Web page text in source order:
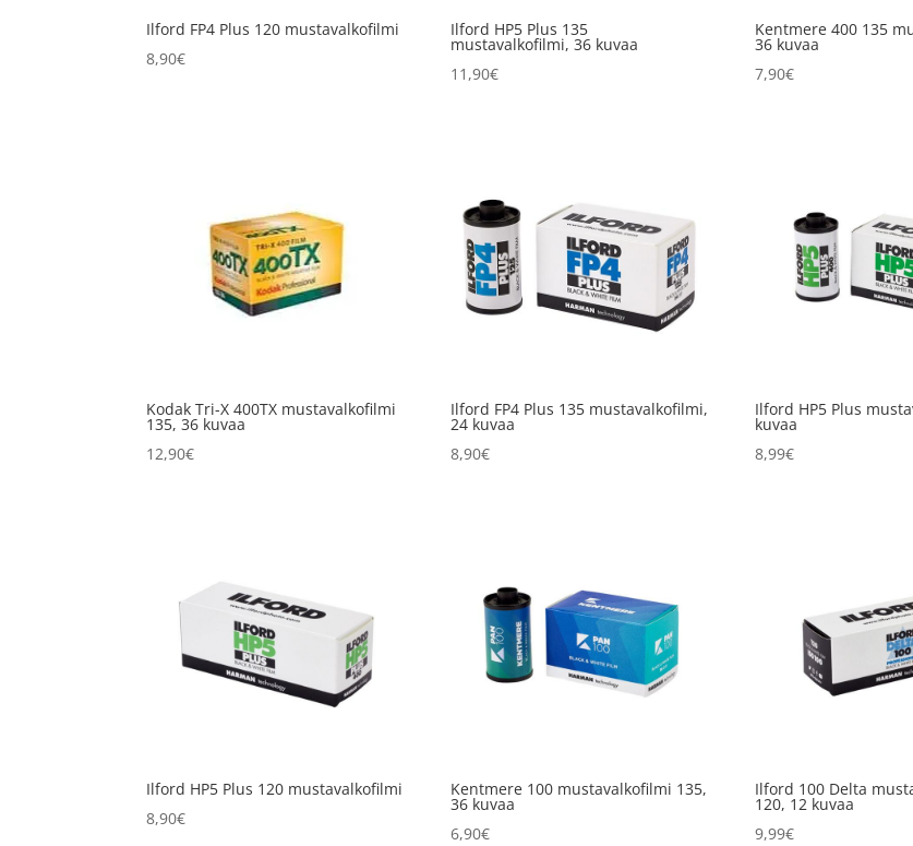
Ilford FP4 Plus 120 mustavalkofilmi
8,90€
Ilford HP5 Plus 135
mustavalkofilmi, 36 kuvaa
11,90€
Kentmere 400 135
36 kuvaa
7,90€
Kodak Tri-X 400TX mustavalkofilmi
135, 36 kuvaa
12,90€
Ilford FP4 Plus 135 mustavalkofilmi,
24 kuvaa
8,90€
Ilford HP5 Plus
kuvaa
8,99€
Ilford HP5 Plus 120 mustavalkofilmi
8,90€
Kentmere 100 mustavalkofilmi 135,
36 kuvaa
6,90€
Ilford 100 Delta
120, 12 kuvaa
9,99€